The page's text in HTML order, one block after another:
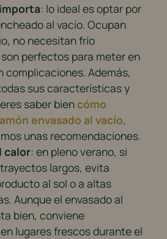
: lo ideal es optar por
al vacío. Ocupan
no necesitan frío
perfectos para meter en
complicaciones. Además,
sus características y
saber biencómo
envasado al vacío,
unas recomendaciones.
calor: en pleno verano, si
largos, evita
al sol o a altas
Aunque el envasado al
bien, conviene
lugares frescos durante el